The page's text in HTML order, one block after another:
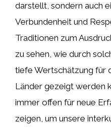
darstellt, sondern auch
Verbundenheit und
Traditionen zum
zu sehen, wie durch
tiefe Wertschätzung für
Länder gezeigt werden
immer offen für neue
zeigen, um unsere